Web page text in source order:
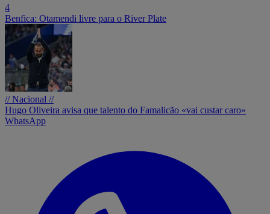
4
Benfica: Otamendi livre para o River Plate
// Nacional //
Hugo Oliveira avisa que talento do Famalicão «vai custar caro»
WhatsApp